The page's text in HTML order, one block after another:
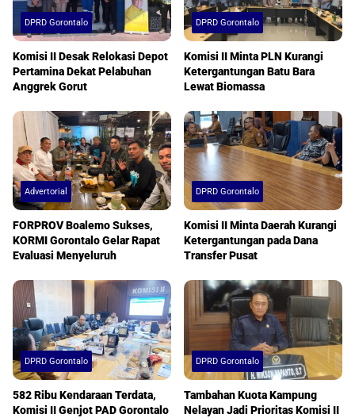
DPRD Gorontalo
Komisi II Desak Relokasi Depot
Pertamina Dekat Pelabuhan
Anggrek Gorut
DPRD Gorontalo
Komisi II Minta PLN Kurangi
Ketergantungan Batu Bara
Lewat Biomassa
Advertorial
FORPROV Boalemo Sukses,
KORMI Gorontalo Gelar Rapat
Evaluasi Menyeluruh
DPRD Gorontalo
Komisi II Minta Daerah Kurangi
Ketergantungan pada Dana
Transfer Pusat
DPRD Gorontalo
582 Ribu Kendaraan Terdata,
Komisi II Genjot PAD Gorontalo
DPRD Gorontalo
Tambahan Kuota Kampung
Nelayan Jadi Prioritas Komisi II